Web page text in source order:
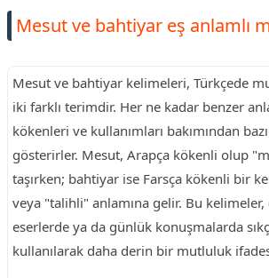
Mesut ve bahtiyar eş anlamlı
Mesut ve bahtiyar kelimeleri, Türkçede
iki farklı terimdir. Her ne kadar benzer
kökenleri ve kullanımları bakımından
gösterirler. Mesut, Arapça kökenli olup
taşırken; bahtiyar ise Farsça kökenli bir
veya "talihli" anlamına gelir. Bu kelimeler,
eserlerde ya da günlük konuşmalarda
kullanılarak daha derin bir mutluluk